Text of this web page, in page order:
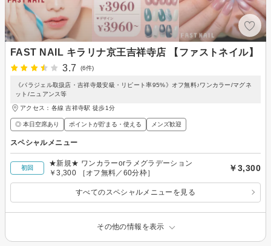
FAST NAIL キラリナ京王吉祥寺店 【ファストネイル】
3.7
(6件)
《パラジェル取扱店・吉祥寺最安級・リピート率95%》オフ無料♪ワンカラー/マグネ
ット/ニュアンス等
アクセス：各線 吉祥寺駅 徒歩1分
◎ 本日空席あり ポイントが貯まる・使える メンズ歓迎
スペシャルメニュー
初回
★新規★ ワンカラーorラメグラデーション
￥3,300 ［オフ無料／60分枠］
￥3,300
すべてのスペシャルメニューを見る
その他の情報を表示